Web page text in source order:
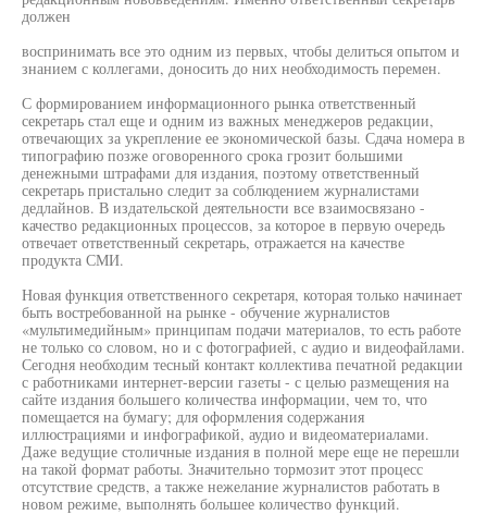
должен
воспринимать все это одним из первых, чтобы делиться опытом и
знанием с коллегами, доносить до них необходимость перемен.
С формированием информационного рынка ответственный
секретарь стал еще и одним из важных менеджеров редакции,
отвечающих за укрепление ее экономической базы. Сдача номера в
типографию позже оговоренного срока грозит большими
денежными штрафами для издания, поэтому ответственный
секретарь пристально следит за соблюдением журналистами
дедлайнов. В издательской деятельности все взаимосвязано -
качество редакционных процессов, за которое в первую очередь
отвечает ответственный секретарь, отражается на качестве
продукта СМИ.
Новая функция ответственного секретаря, которая только начинает
быть востребованной на рынке - обучение журналистов
«мультимедийным» принципам подачи материалов, то есть работе
не только со словом, но и с фотографией, с аудио и видеофайлами.
Сегодня необходим тесный контакт коллектива печатной редакции
с работниками интернет-версии газеты - с целью размещения на
сайте издания большего количества информации, чем то, что
помещается на бумагу; для оформления содержания
иллюстрациями и инфографикой, аудио и видеоматериалами.
Даже ведущие столичные издания в полной мере еще не перешли
на такой формат работы. Значительно тормозит этот процесс
отсутствие средств, а также нежелание журналистов работать в
новом режиме, выполнять большее количество функций.